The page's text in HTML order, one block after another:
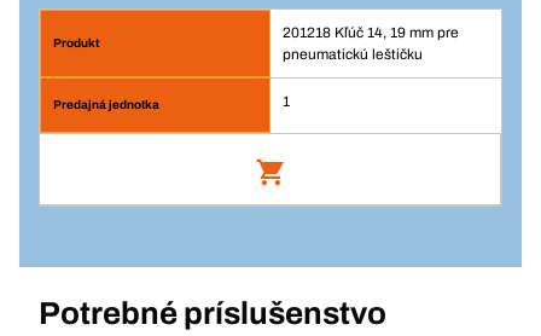
201218 Kľúč 14, 19 mm pre
pneumatickú leštičku
1
Číslo výrobku: 201218
Potrebné príslušenstvo